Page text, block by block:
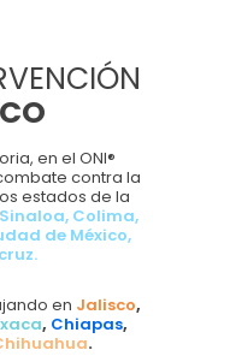
en el ONI®
contra la
estados de la
Sinaloa, Colima,
de México,
en Jalisco,
, Chiapas,
.